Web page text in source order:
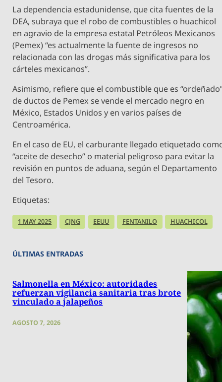
La dependencia estadunidense, que cita fuentes de la
DEA, subraya que el robo de combustibles o huachicol
en agravio de la empresa estatal Petróleos Mexicanos
(Pemex) “es actualmente la fuente de ingresos no
relacionada con las drogas más significativa para los
cárteles mexicanos”.
Asimismo, refiere que el combustible que es
de ductos de Pemex se vende el mercado negro en
México, Estados Unidos y en varios países de
Centroamérica.
En el caso de EU, el carburante llegado etiquetado
“aceite de desecho” o material peligroso para evitar la
revisión en puntos de aduana, según el Departamento
del Tesoro.
Etiquetas:
1 MAY 2025 CJNG EEUU FENTANILO HUACHICOL
ÚLTIMAS ENTRADAS
Salmonella en México: autoridades
refuerzan vigilancia sanitaria tras brote
vinculado a jalapeños
AGOSTO 7, 2026